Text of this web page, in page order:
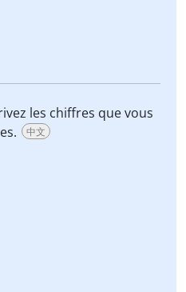
les chiffres que vous
中文